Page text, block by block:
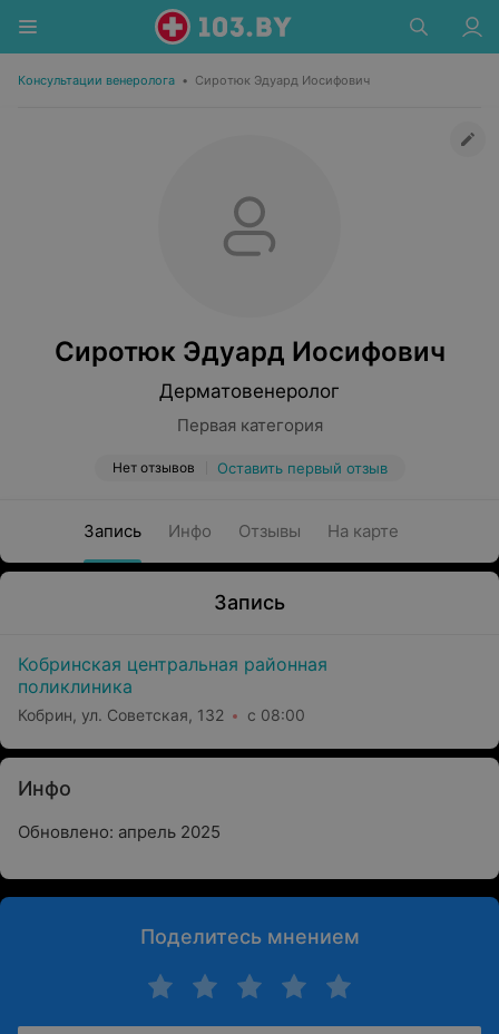
Консультации венеролога • Сиротюк Эдуард Иосифович
Сиротюк Эдуард Иосифович
Дерматовенеролог
Первая категория
Нет отзывов Оставить первый отзыв
Запись Инфо Отзывы На карте
Запись
Кобринская центральная районная
поликлиника
Кобрин, ул. Советская, 132 с 08:00
Инфо
Обновлено: апрель 2025
Поделитесь мнением